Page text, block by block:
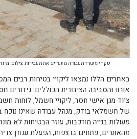
פקחי משרד העבודה מתעדים את העבירות. צילום:
באתרים הללו נמצאו ליקויי בטיחות רבים
אורח והסביבה הציבורית הכוללים: גידורים
ציוד מגן אישי חסר, ליקויי חשמל, לוחות
של חשמלאי בודק, מנהל עבודה שאינו
פעולות בנייה מורכבות, עוזר הבטיחות לא
מהאתרים, פתחים ברצפות, הפעלת עגורן